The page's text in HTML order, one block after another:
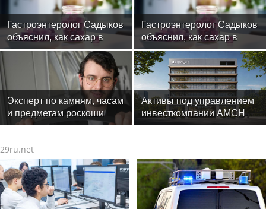
Гастроэнтеролог Садыков
объяснил, как сахар в
рационе ускоряет
изнашивание тканей
Гастроэнтеролог Садыков
объяснил, как сахар в
рационе ускоряет
изнашивание тканей
Эксперт по камням, часам
и предметам роскоши
Менди Лифшиц: какие
солнца моря и бассейн
Активы под управлением
инвесткомпании AMCH
превысили $50 млн
29ru.net